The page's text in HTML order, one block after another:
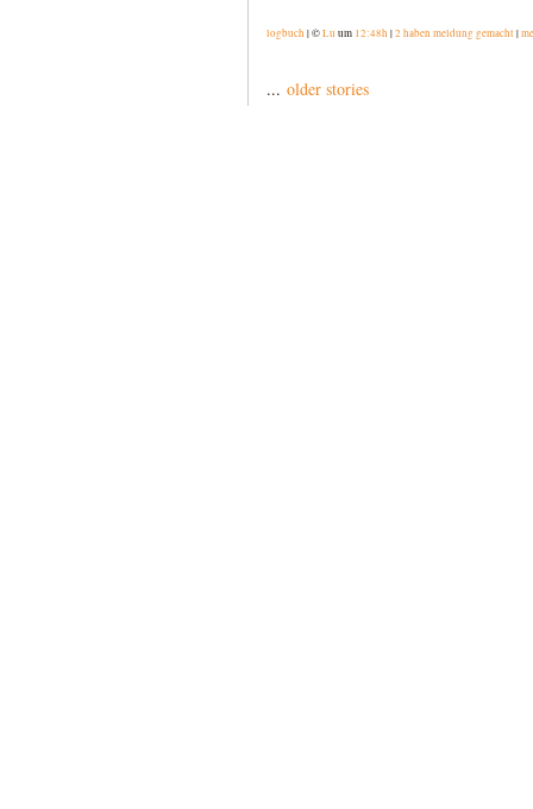
logbuch | ©Lu um 12:48h |2 haben meldung gemacht|
... older stories